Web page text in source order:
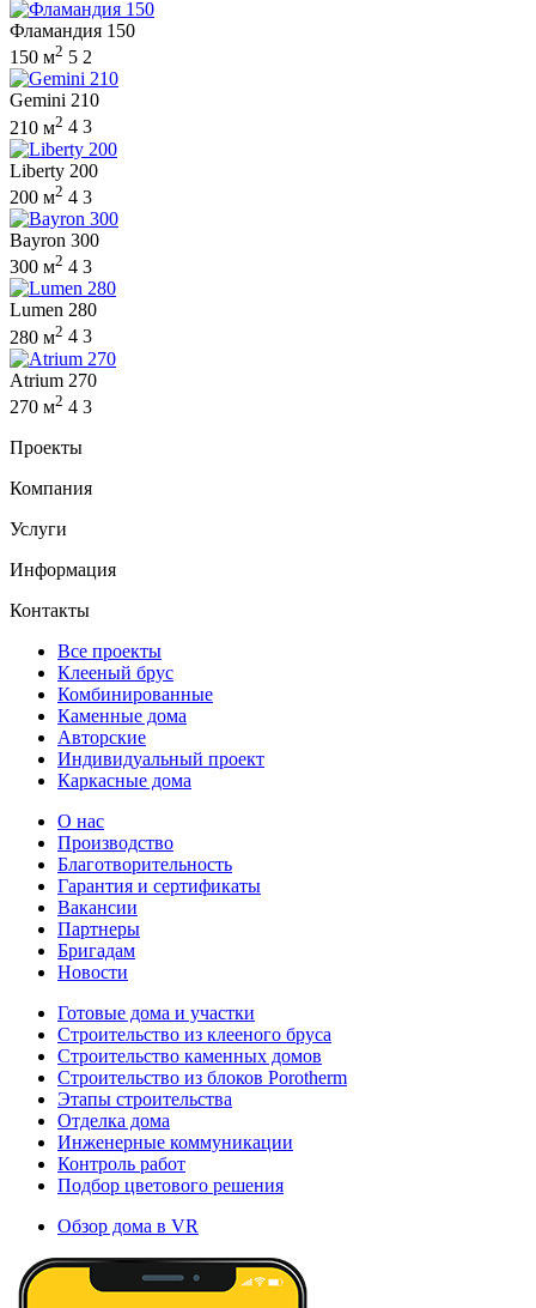
Фламандия 150
150 м2 5 2
Gemini 210
210 м2 4 3
Liberty 200
200 м2 4 3
Bayron 300
300 м2 4 3
Lumen 280
280 м2 4 3
Atrium 270
270 м2 4 3
Проекты
Компания
Услуги
Информация
Контакты
Все проекты
Клееный брус
Комбинированные
Каменные дома
Авторские
Индивидуальный проект
Каркасные дома
О нас
Производство
Благотворительность
Гарантия и сертификаты
Вакансии
Партнеры
Бригадам
Новости
Готовые дома и участки
Строительство из клееного бруса
Строительство каменных домов
Строительство из блоков Porotherm
Этапы строительства
Отделка дома
Инженерные коммуникации
Контроль работ
Подбор цветового решения
Обзор дома в VR